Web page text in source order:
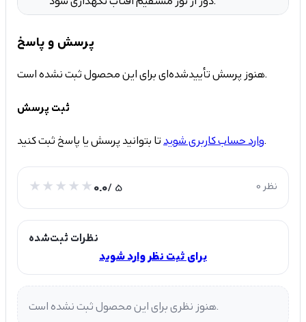
پرسش و پاسخ
هنوز پرسش تأییدشده‌ای برای این محصول ثبت نشده است.
ثبت پرسش
وارد حساب کاربری شویدتا بتوانید پرسش یا پاسخ ثبت کنید.
0.0/ 5 0 نظر
نظرات ثبت‌شده
برای ثبت نظر وارد شوید
هنوز نظری برای این محصول ثبت نشده است.